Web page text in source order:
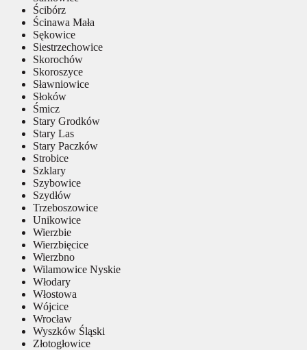
Ścibórz
Ścinawa Mała
Sękowice
Siestrzechowice
Skorochów
Skoroszyce
Sławniowice
Słoków
Śmicz
Stary Grodków
Stary Las
Stary Paczków
Strobice
Szklary
Szybowice
Szydłów
Trzeboszowice
Unikowice
Wierzbie
Wierzbięcice
Wierzbno
Wilamowice Nyskie
Włodary
Włostowa
Wójcice
Wrocław
Wyszków Śląski
Złotogłowice